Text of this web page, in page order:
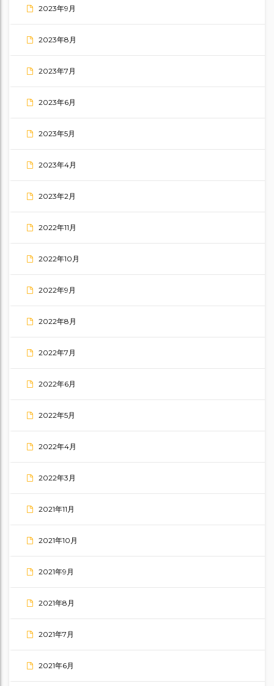
2023年9月
2023年8月
2023年7月
2023年6月
2023年5月
2023年4月
2023年2月
2022年11月
2022年10月
2022年9月
2022年8月
2022年7月
2022年6月
2022年5月
2022年4月
2022年3月
2021年11月
2021年10月
2021年9月
2021年8月
2021年7月
2021年6月